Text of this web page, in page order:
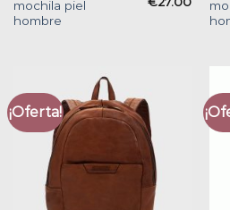
mochila piel
hombre
¡Oferta!